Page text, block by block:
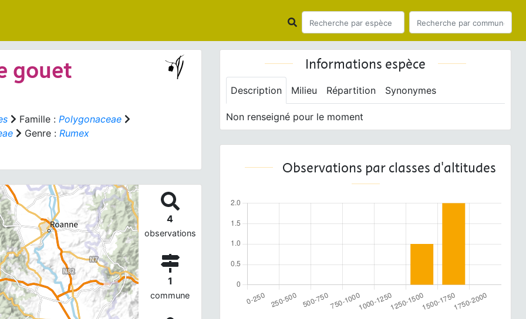
gouet
Famille : Polygonaceae
Genre : Rumex
4
observations
1
commune
Informations espèce
Description Milieu Répartition Synonymes
Non renseigné pour le moment
Observations par classes d'altitudes